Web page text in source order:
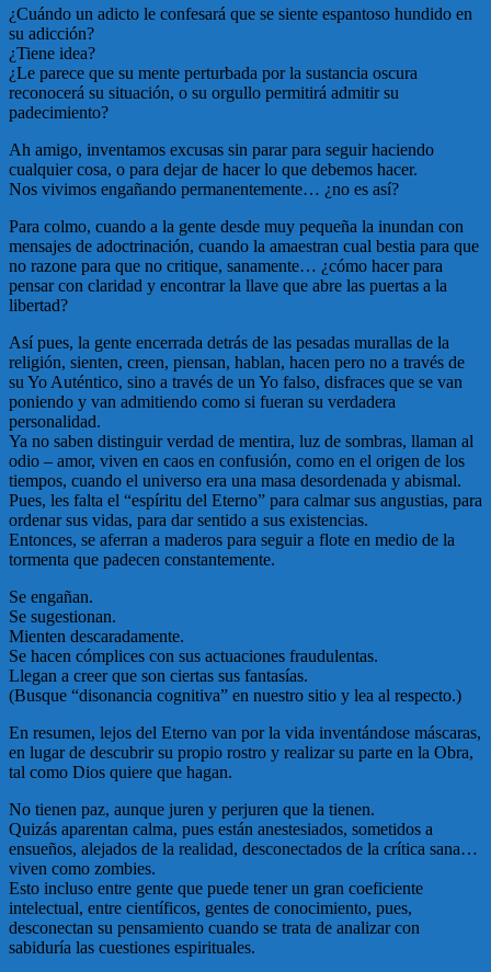
¿Cuándo un adicto le confesará que se siente espantoso hundido en
su adicción?
¿Tiene idea?
¿Le parece que su mente perturbada por la sustancia oscura
reconocerá su situación, o su orgullo permitirá admitir su
padecimiento?
Ah amigo, inventamos excusas sin parar para seguir haciendo
cualquier cosa, o para dejar de hacer lo que debemos hacer.
Nos vivimos engañando permanentemente… ¿no es así?
Para colmo, cuando a la gente desde muy pequeña la inundan con
mensajes de adoctrinación, cuando la amaestran cual bestia para que
no razone para que no critique, sanamente… ¿cómo hacer para
pensar con claridad y encontrar la llave que abre las puertas a la
libertad?
Así pues, la gente encerrada detrás de las pesadas murallas de la
religión, sienten, creen, piensan, hablan, hacen pero no a través de
su Yo Auténtico, sino a través de un Yo falso, disfraces que se van
poniendo y van admitiendo como si fueran su verdadera
personalidad.
Ya no saben distinguir verdad de mentira, luz de sombras, llaman al
odio – amor, viven en caos en confusión, como en el origen de los
tiempos, cuando el universo era una masa desordenada y abismal.
Pues, les falta el “espíritu del Eterno” para calmar sus angustias, para
ordenar sus vidas, para dar sentido a sus existencias.
Entonces, se aferran a maderos para seguir a flote en medio de la
tormenta que padecen constantemente.
Se engañan.
Se sugestionan.
Mienten descaradamente.
Se hacen cómplices con sus actuaciones fraudulentas.
Llegan a creer que son ciertas sus fantasías.
(Busque “disonancia cognitiva” en nuestro sitio y lea al respecto.)
En resumen, lejos del Eterno van por la vida inventándose máscaras,
en lugar de descubrir su propio rostro y realizar su parte en la Obra,
tal como Dios quiere que hagan.
No tienen paz, aunque juren y perjuren que la tienen.
Quizás aparentan calma, pues están anestesiados, sometidos a
ensueños, alejados de la realidad, desconectados de la crítica sana…
viven como zombies.
Esto incluso entre gente que puede tener un gran coeficiente
intelectual, entre científicos, gentes de conocimiento, pues,
desconectan su pensamiento cuando se trata de analizar con
sabiduría las cuestiones espirituales.